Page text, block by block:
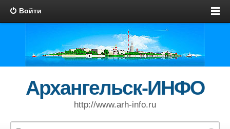
Войти
Архангельск-ИНФО
http://www.arh-info.ru